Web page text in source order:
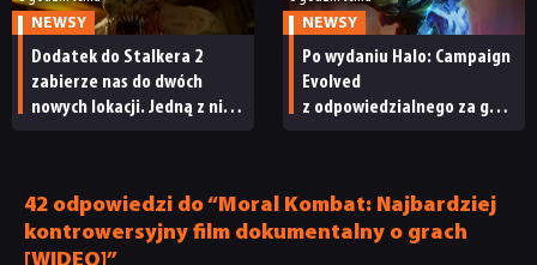
NEWSY
Dodatek do Stalkera 2
zabierze nas do dwóch
nowych lokacji. Jedną z nich
NEWSY
Po wydaniu Halo: Campaign
Evolved
z odpowiedzialnego za grę
42 odpowiedzi do “Moral Kombat: Najbardziej
kontrowersyjny film dokumentalny o grach